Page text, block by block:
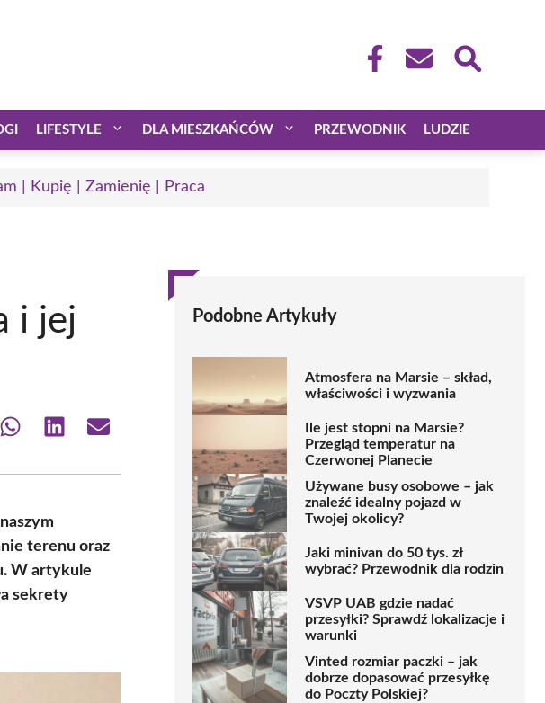
LIFESTYLE DLA MIESZKAŃCÓW PRZEWODNIK LUDZIE
| Kupię | Zamienię | Praca
i jej
Share Share Share
terenu oraz
W artykule
sekrety
Podobne Artykuły
Atmosfera na Marsie – skład,
właściwości i wyzwania
Ile jest stopni na Marsie?
Przegląd temperatur na
Czerwonej Planecie
Używane busy osobowe – jak
znaleźć idealny pojazd w
Twojej okolicy?
Jaki minivan do 50 tys. zł
wybrać? Przewodnik dla rodzin
VSVP UAB gdzie nadać
przesyłki? Sprawdź lokalizacje i
warunki
Vinted rozmiar paczki – jak
dobrze dopasować przesyłkę
do Poczty Polskiej?